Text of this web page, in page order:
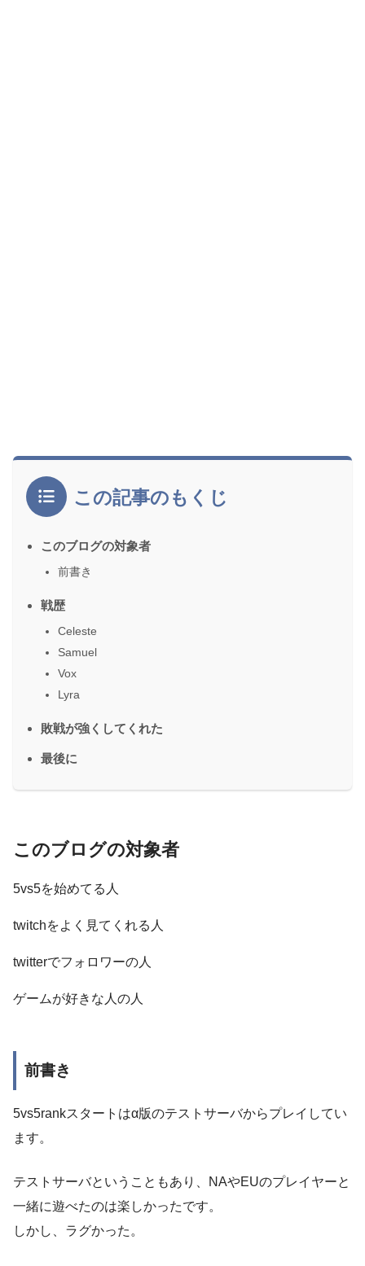
この記事のもくじ
このブログの対象者
前書き
戦歴
Celeste
Samuel
Vox
Lyra
敗戦が強くしてくれた
最後に
このブログの対象者
5vs5を始めてる人
twitchをよく見てくれる人
twitterでフォロワーの人
ゲームが好きな人の人
前書き
5vs5rankスタートはα版のテストサーバからプレイしてい
ます。
テストサーバということもあり、NAやEUのプレイヤーと
一緒に遊べたのは楽しかったです。
しかし、ラグかった。